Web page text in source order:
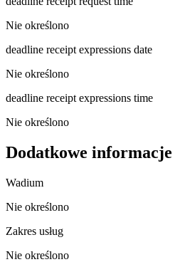
Nie określono
deadline receipt expressions date
Nie określono
deadline receipt expressions time
Nie określono
Dodatkowe informacje
Wadium
Nie określono
Zakres usług
Nie określono